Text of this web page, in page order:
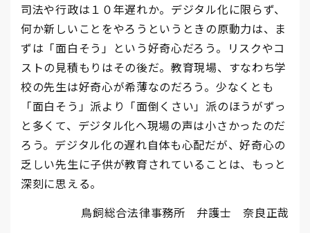
司法や行政は１０年遅れか。デジタル化に限らず、
何か新しいことをやろうというときの原動力は、ま
ずは「面白そう」という好奇心だろう。リスクやコ
ストの見積もりはその後だ。教育現場、すなわち学
校の先生は好奇心が希薄なのだろう。少なくとも
「面白そう」派より「面倒くさい」派のほうがずっ
と多くて、デジタル化へ現場の声は小さかったのだ
ろう。デジタル化の遅れ自体も心配だが、好奇心の
乏しい先生に子供が教育されていることは、もっと
深刻に思える。
鳥飼総合法律事務所 弁護士 奈良正哉